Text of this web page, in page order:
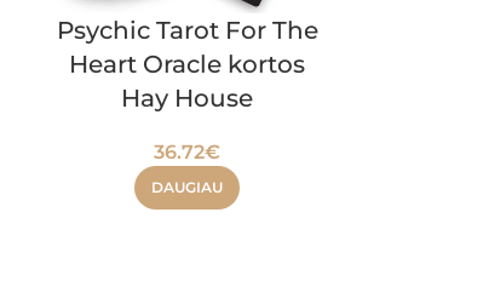
Psychic Tarot For The
Heart Oracle kortos
Hay House
36.72€
DAUGIAU